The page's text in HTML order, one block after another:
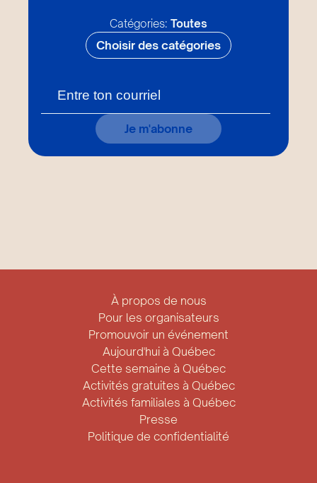
Catégories: Toutes
Choisir des catégories
Je m'abonne
À propos de nous
Pour les organisateurs
Promouvoir un événement
Aujourd'hui à Québec
Cette semaine à Québec
Activités gratuites à Québec
Activités familiales à Québec
Presse
Politique de confidentialité